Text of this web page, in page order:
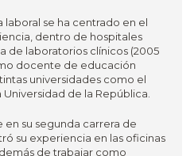
laboral se ha centrado en el
dentro de hospitales
de laboratorios clínicos (2005
docente de educación
universidades como el
Universidad de la República.
en su segunda carrera de
su experiencia en las oficinas
de trabajar como